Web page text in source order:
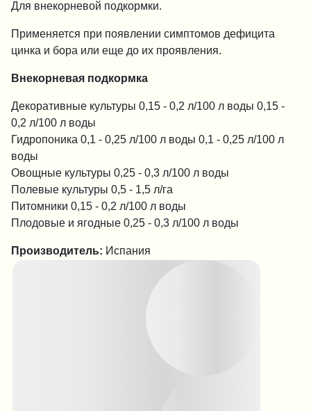
Для внекорневой подкормки.
Применяется при появлении симптомов дефицита
цинка и бора или еще до их проявления.
Внекорневая подкормка
Декоративные культуры 0,15 - 0,2 л/100 л воды 0,15 -
0,2 л/100 л воды
Гидропоника 0,1 - 0,25 л/100 л воды 0,1 - 0,25 л/100 л
воды
Овощные культуры 0,25 - 0,3 л/100 л воды
Полевые культуры 0,5 - 1,5 л/га
Питомники 0,15 - 0,2 л/100 л воды
Плодовые и ягодные 0,25 - 0,3 л/100 л воды
Производитель: Испания